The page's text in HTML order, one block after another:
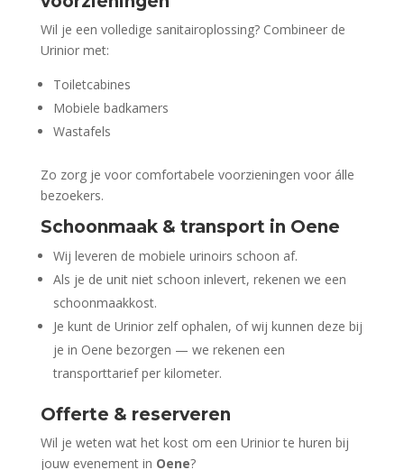
Wil je een volledige sanitairoplossing? Combineer de
Urinior met:
Toiletcabines
Mobiele badkamers
Wastafels
Zo zorg je voor comfortabele voorzieningen voor álle
bezoekers.
Schoonmaak & transport in Oene
Wij leveren de mobiele urinoirs schoon af.
Als je de unit niet schoon inlevert, rekenen we een
schoonmaakkost.
Je kunt de Urinior zelf ophalen, of wij kunnen deze bij
je in Oene bezorgen — we rekenen een
transporttarief per kilometer.
Offerte & reserveren
Wil je weten wat het kost om een Urinior te huren bij
jouw evenement in Oene?